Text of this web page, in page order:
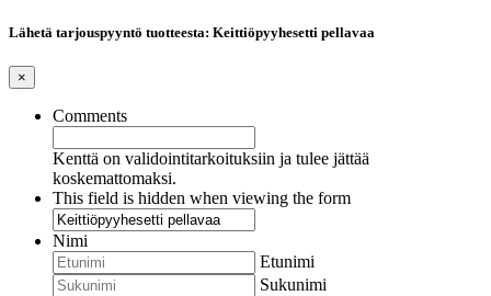
Lähetä tarjouspyyntö tuotteesta: Keittiöpyyhesetti pellavaa
×
Comments
Kenttä on validointitarkoituksiin ja tulee jättää
koskemattomaksi.
This field is hidden when viewing the form
Nimi
Etunimi
Sukunimi